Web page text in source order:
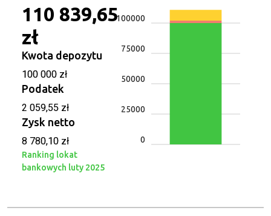
110 839,65
zł
Kwota depozytu
100 000 zł
Podatek
2 059,55 zł
Zysk netto
8 780,10 zł
Ranking lokat
bankowych luty 2025
0
25000
50000
75000
100000